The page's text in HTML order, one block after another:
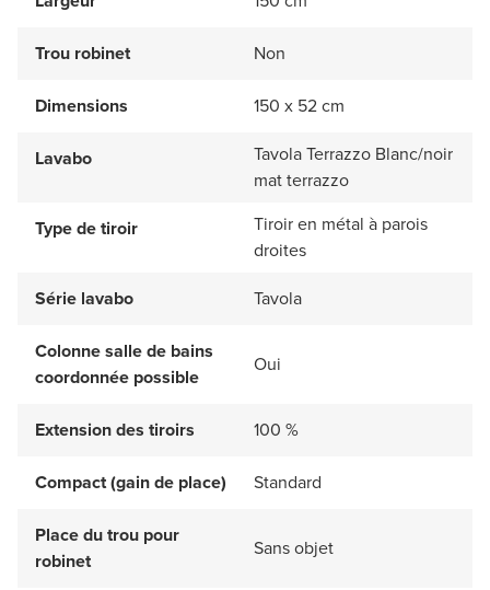
Trou robinet Non
Dimensions 150 x 52 cm
Lavabo
Tavola Terrazzo Blanc/noir
mat terrazzo
Type de tiroir
Tiroir en métal à parois
droites
Série lavabo
Tavola
Colonne salle de bains
coordonnée possible
Oui
Extension des tiroirs 100 %
Compact (gain de place) Standard
Place du trou pour
robinet
Sans objet